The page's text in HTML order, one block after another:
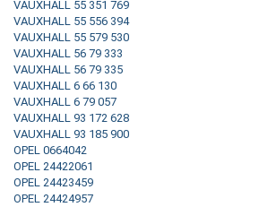
VAUXHALL 55 351 769
VAUXHALL 55 556 394
VAUXHALL 55 579 530
VAUXHALL 56 79 333
VAUXHALL 56 79 335
VAUXHALL 6 66 130
VAUXHALL 6 79 057
VAUXHALL 93 172 628
VAUXHALL 93 185 900
OPEL 0664042
OPEL 24422061
OPEL 24423459
OPEL 24424957